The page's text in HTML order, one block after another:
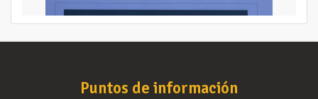
Puntos de información